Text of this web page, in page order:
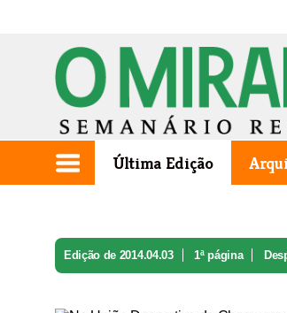
Última Edição
Edição de 2014.04.03 1ª página